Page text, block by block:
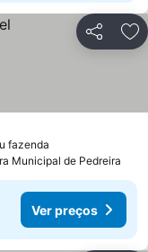
Partilhar
fazenda
Municipal de Pedreira
Ver preços